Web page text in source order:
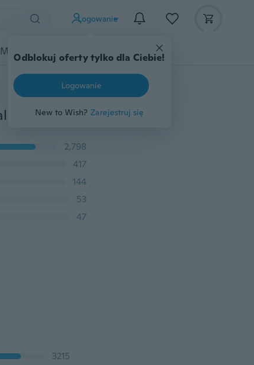
Logowanie
Odblokuj oferty tylko dla Ciebie!
Logowanie
New to Wish? Zarejestruj się
Moda Przybory dziecięce Więcej
Cute Sleeping Baby Doll Brelok Pom Pom Rabbit Fur Ball Breloczki Brelok samochodowy Kobiety Key Holder Bag Wisiorek Charm Akcesoria
2,798
417
144
53
47
3215